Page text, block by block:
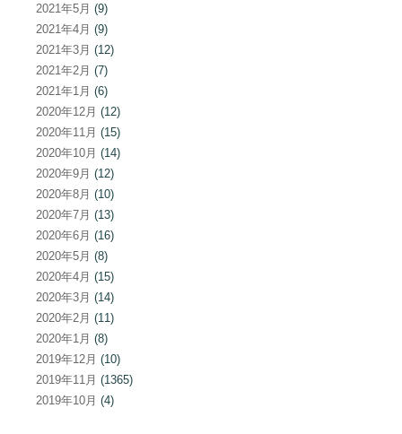
2021年5月 (9)
2021年4月 (9)
2021年3月 (12)
2021年2月 (7)
2021年1月 (6)
2020年12月 (12)
2020年11月 (15)
2020年10月 (14)
2020年9月 (12)
2020年8月 (10)
2020年7月 (13)
2020年6月 (16)
2020年5月 (8)
2020年4月 (15)
2020年3月 (14)
2020年2月 (11)
2020年1月 (8)
2019年12月 (10)
2019年11月 (1365)
2019年10月 (4)